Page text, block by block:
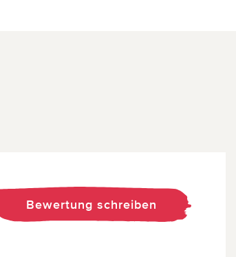
Bewertung schreiben